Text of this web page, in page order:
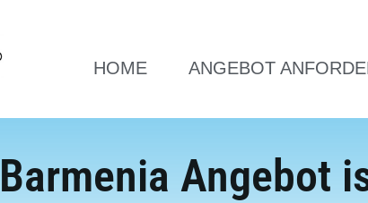
HOME ANGEBOT
Angebot